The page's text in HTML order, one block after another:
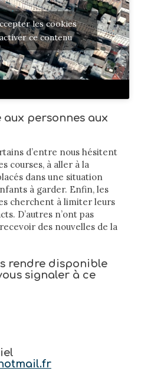
les cookies
ce contenu
personnes aux
d’entre nous hésitent
courses, à aller à la
dans une situation
à garder. Enfin, les
cherchent à limiter leurs
D’autres n’ont pas
des nouvelles de la
rendre disponible
signaler à ce